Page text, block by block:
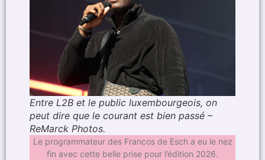
Entre L2B et le public luxembourgeois, on
peut dire que le courant est bien passé –
ReMarck Photos.
Le programmateur des Francos de Esch a eu le nez
fin avec cette belle prise pour l’édition 2026.